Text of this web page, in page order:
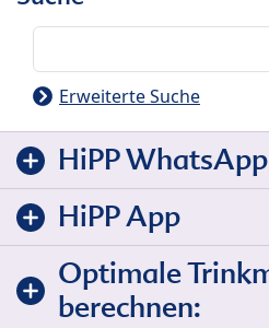
Erweiterte Suche
HiPP
HiPP App
Optimale
berechnen: